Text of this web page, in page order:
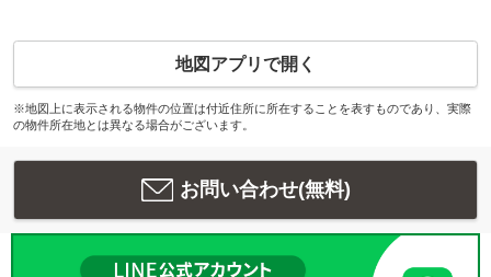
地図アプリで開く
※地図上に表示される物件の位置は付近住所に所在することを表すものであり、実際
の物件所在地とは異なる場合がございます。
お問い合わせ(無料)